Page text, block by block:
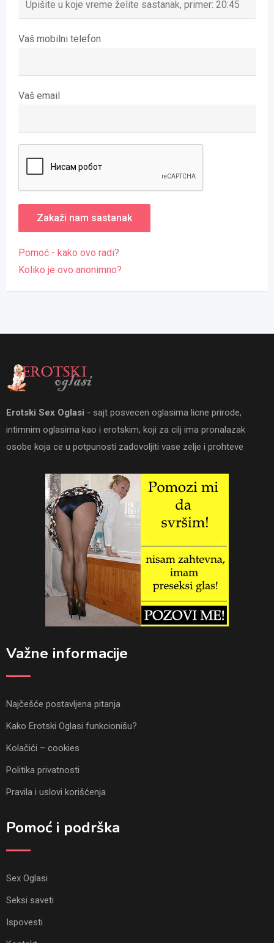
Vaš mobilni telefon
Vaš email
Pomoć - kako ovo radi?
Koliko je ovo anonimno?
Erotski Sex Oglasi - sajt posvecen oglasima licne prirode,
intimnim oglasima kao i erotskim, koji za cilj ima pronalazak
osobe koja ce u potpunosti zadovoljiti vase zelje i prohteve
Važne informacije
Najčešće postavljena pitanja
Kako Erotski Oglasi funkcionišu?
Kolačići – cookies
Politika privatnosti
Pravila i uslovi korišćenja
Pomoć i podrška
Sex Oglasi
Seksi saveti
Ispovesti